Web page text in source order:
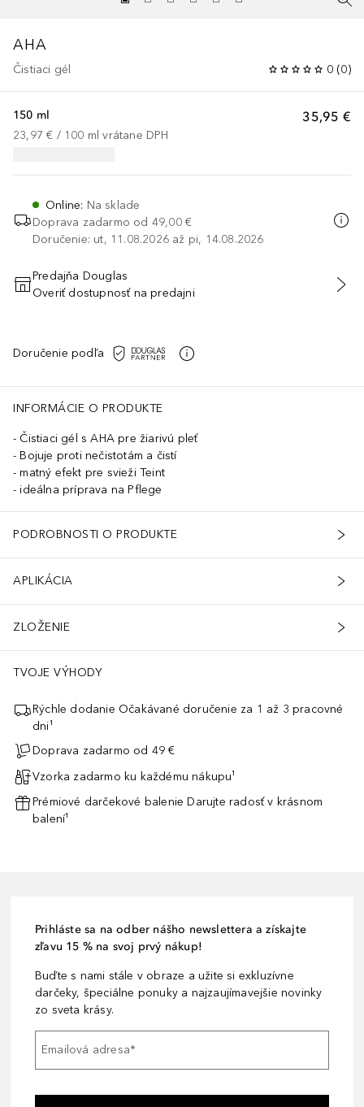
AHA
Čistiaci gél 0 (0)
35,95 €
150 ml
23,97 € / 100 ml vrátane DPH
Online: Na sklade
Doprava zadarmo od 49,00 €
Doručenie: ut, 11.08.2026 až pi, 14.08.2026
PRIDAŤ DO KOŠÍKA
Predajňa Douglas
Overiť dostupnosť na predajni
Doručenie podľa
INFORMÁCIE O PRODUKTE
Čistiaci gél s AHA pre žiarivú pleť
Bojuje proti nečistotám a čistí
matný efekt pre svieži Teint
ideálna príprava na Pflege
PODROBNOSTI O PRODUKTE
APLIKÁCIA
ZLOŽENIE
TVOJE VÝHODY
Rýchle dodanie Očakávané doručenie za 1 až 3 pracovné
dni¹
Doprava zadarmo od 49 €
Vzorka zadarmo ku každému nákupu¹
Prémiové darčekové balenie Darujte radosť v krásnom
balení¹
Prihláste sa na odber nášho newslettera a získajte
zľavu 15 % na svoj prvý nákup!
Buďte s nami stále v obraze a užite si exkluzívne
darčeky, špeciálne ponuky a najzaujímavejšie novinky
zo sveta krásy.
Emailová adresa*